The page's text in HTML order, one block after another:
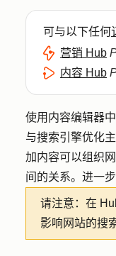
可与以下任何
营销 Hub
内容 Hub
使用内容编辑器
与搜索引擎优化
加内容可以组织
间的关系。进一
请注意： 在
影响网站的搜